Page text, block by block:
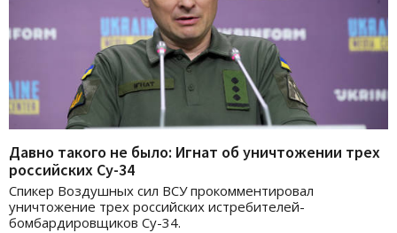
Давно такого не было: Игнат об уничтожении трех
российских Су-34
Спикер Воздушных сил ВСУ прокомментировал
уничтожение трех российских истребителей-
бомбардировщиков Су-34.